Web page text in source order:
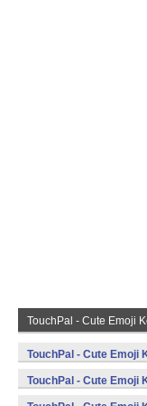
TouchPal - Cute Emoji
TouchPal - Cute Emoji
TouchPal - Cute Emoji